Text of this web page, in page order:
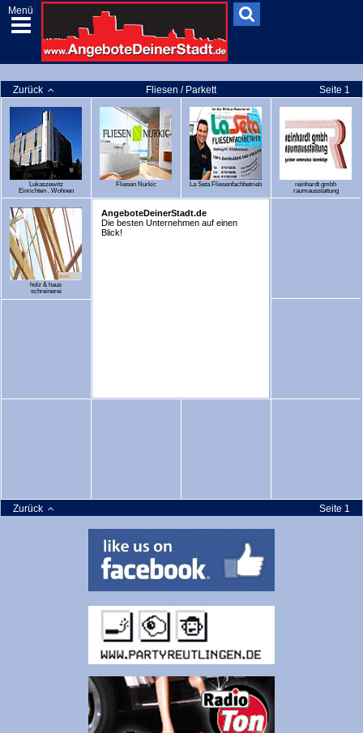
Menü
Zurück Fliesen / Parkett Seite 1
Lukaszewitz
Einrichten . Wohnen
Fliesen Nurkic La Seta Fliesenfachbetrieb
reinhardt gmbh
raumausstattung
holz & haus
schreinerei
AngeboteDeinerStadt.de
Die besten Unternehmen auf einen
Blick!
Zurück Seite 1